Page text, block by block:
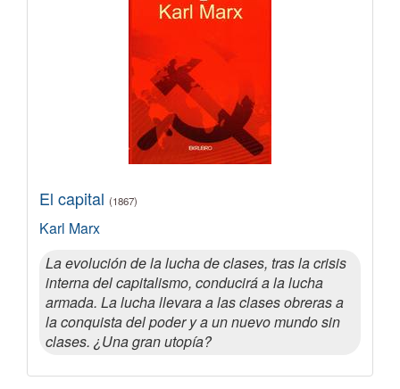
El capital (1867)
Karl Marx
La evolución de la lucha de clases, tras la crisis
interna del capitalismo, conducirá a la lucha
armada. La lucha llevara a las clases obreras a
la conquista del poder y a un nuevo mundo sin
clases. ¿Una gran utopía?